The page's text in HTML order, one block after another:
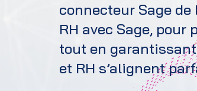
connecteur Sage
RH avec Sage, pour
tout en
et RH s’alignent